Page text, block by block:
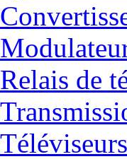
Relais de